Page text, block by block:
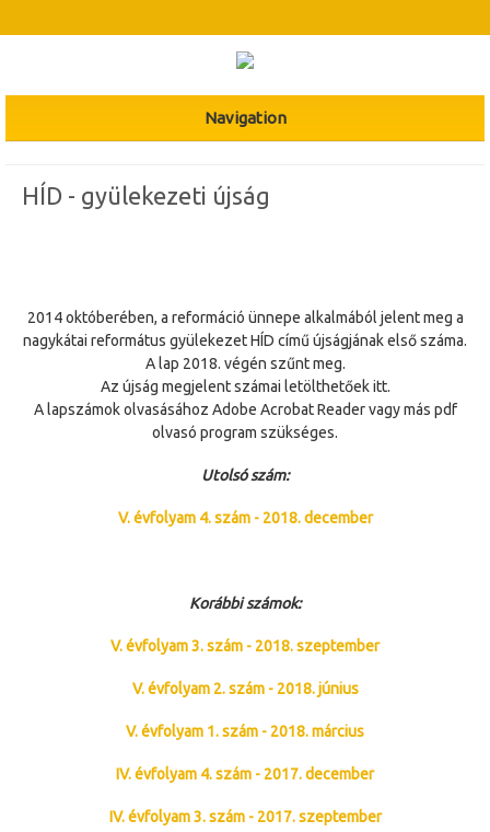
Navigation
HÍD - gyülekezeti újság
2014 októberében, a reformáció ünnepe alkalmából jelent meg a
nagykátai református gyülekezet HÍD című újságjának első száma.
A lap 2018. végén szűnt meg.
Az újság megjelent számai letölthetőek itt.
A lapszámok olvasásához Adobe Acrobat Reader vagy más pdf
olvasó program szükséges.
Utolsó szám:
V. évfolyam 4. szám - 2018. december
Korábbi számok:
V. évfolyam 3. szám - 2018. szeptember
V. évfolyam 2. szám - 2018. június
V. évfolyam 1. szám - 2018. március
IV. évfolyam 4. szám - 2017. december
IV. évfolyam 3. szám - 2017. szeptember